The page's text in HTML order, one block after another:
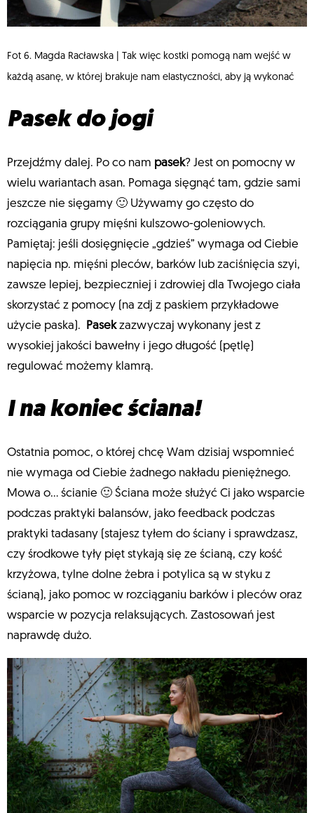
Fot 6. Magda Racławska | Tak więc kostki pomogą nam wejść w
każdą asanę, w której brakuje nam elastyczności, aby ją wykonać
Pasek do jogi
Przejdźmy dalej. Po co nam pasek? Jest on pomocny w
wielu wariantach asan. Pomaga sięgnąć tam, gdzie sami
jeszcze nie sięgamy 🙂 Używamy go często do
rozciągania grupy mięśni kulszowo-goleniowych.
Pamiętaj: jeśli dosięgnięcie „gdzieś” wymaga od Ciebie
napięcia np. mięśni pleców, barków lub zaciśnięcia szyi,
zawsze lepiej, bezpieczniej i zdrowiej dla Twojego ciała
skorzystać z pomocy (na zdj z paskiem przykładowe
użycie paska).
Pasekzazwyczaj wykonany jest z
wysokiej jakości bawełny i jego długość (pętlę)
regulować możemy klamrą.
I na koniec ściana!
Ostatnia pomoc, o której chcę Wam dzisiaj wspomnieć
nie wymaga od Ciebie żadnego nakładu pieniężnego.
Mowa o… ścianie 🙂 Ściana może służyć Ci jako wsparcie
podczas praktyki balansów, jako feedback podczas
praktyki tadasany (stajesz tyłem do ściany i sprawdzasz,
czy środkowe tyły pięt stykają się ze ścianą, czy kość
krzyżowa, tylne dolne żebra i potylica są w styku z
ścianą), jako pomoc w rozciąganiu barków i pleców oraz
wsparcie w pozycja relaksujących. Zastosowań jest
naprawdę dużo.